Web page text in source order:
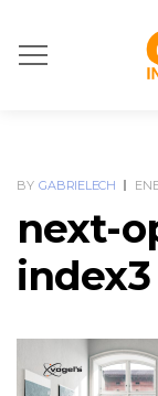
BY GABRIELECH
next-
index3